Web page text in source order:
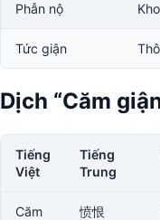
Phẫn nộ
Tức giận
Dịch “Căm
Tiếng
Việt
Tiếng
Trung
Căm
愤恨